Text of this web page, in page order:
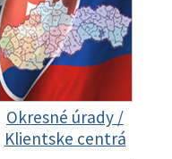
Okresné úrady /
Klientske centrá